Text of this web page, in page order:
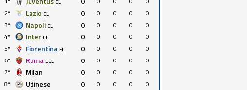
CL
2º
Lazio CL 0 0 0 0
0
3º
Napoli CL 0 0 0 0
0
4º
Inter CL 0 0 0 0
0
5º
Fiorentina EL 0 0 0 0
0
6º
Roma ECL 0 0 0 0
0
7º
Milan 0 0 0 0
0
8º
Udinese 0 0 0 0
0